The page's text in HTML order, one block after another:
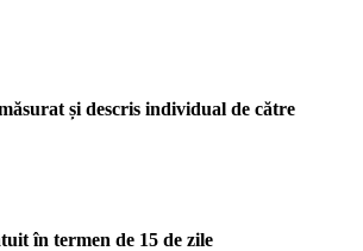
și descris individual de către
în termen de 15 de zile